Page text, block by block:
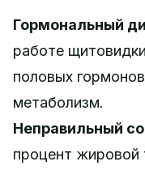
Гормональный
работе
половых
метаболизм.
Неправильный
процент жировой